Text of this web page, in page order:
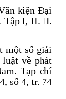
kiện Đại
Tập I, II. H.
một số giải
luật về phát
Tạp chí
số 4, tr. 74